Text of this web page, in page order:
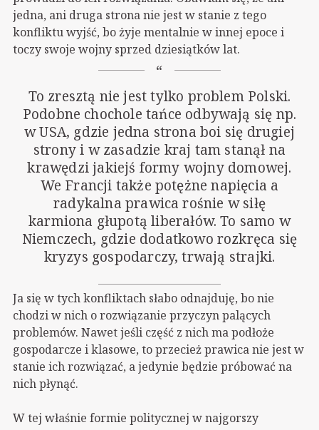
jedna, ani druga strona nie jest w stanie z tego
konfliktu wyjść, bo żyje mentalnie w innej epoce i
toczy swoje wojny sprzed dziesiątków lat.
To zresztą nie jest tylko problem Polski.
Podobne chochole tańce odbywają się np.
w USA, gdzie jedna strona boi się drugiej
strony i w zasadzie kraj tam stanął na
krawędzi jakiejś formy wojny domowej.
We Francji także potężne napięcia a
radykalna prawica rośnie w siłę
karmiona głupotą liberałów. To samo w
Niemczech, gdzie dodatkowo rozkręca się
kryzys gospodarczy, trwają strajki.
Ja się w tych konfliktach słabo odnajduję, bo nie
chodzi w nich o rozwiązanie przyczyn palących
problemów. Nawet jeśli część z nich ma podłoże
gospodarcze i klasowe, to przecież prawica nie jest w
stanie ich rozwiązać, a jedynie będzie próbować na
nich płynąć.
W tej właśnie formie politycznej w najgorszy